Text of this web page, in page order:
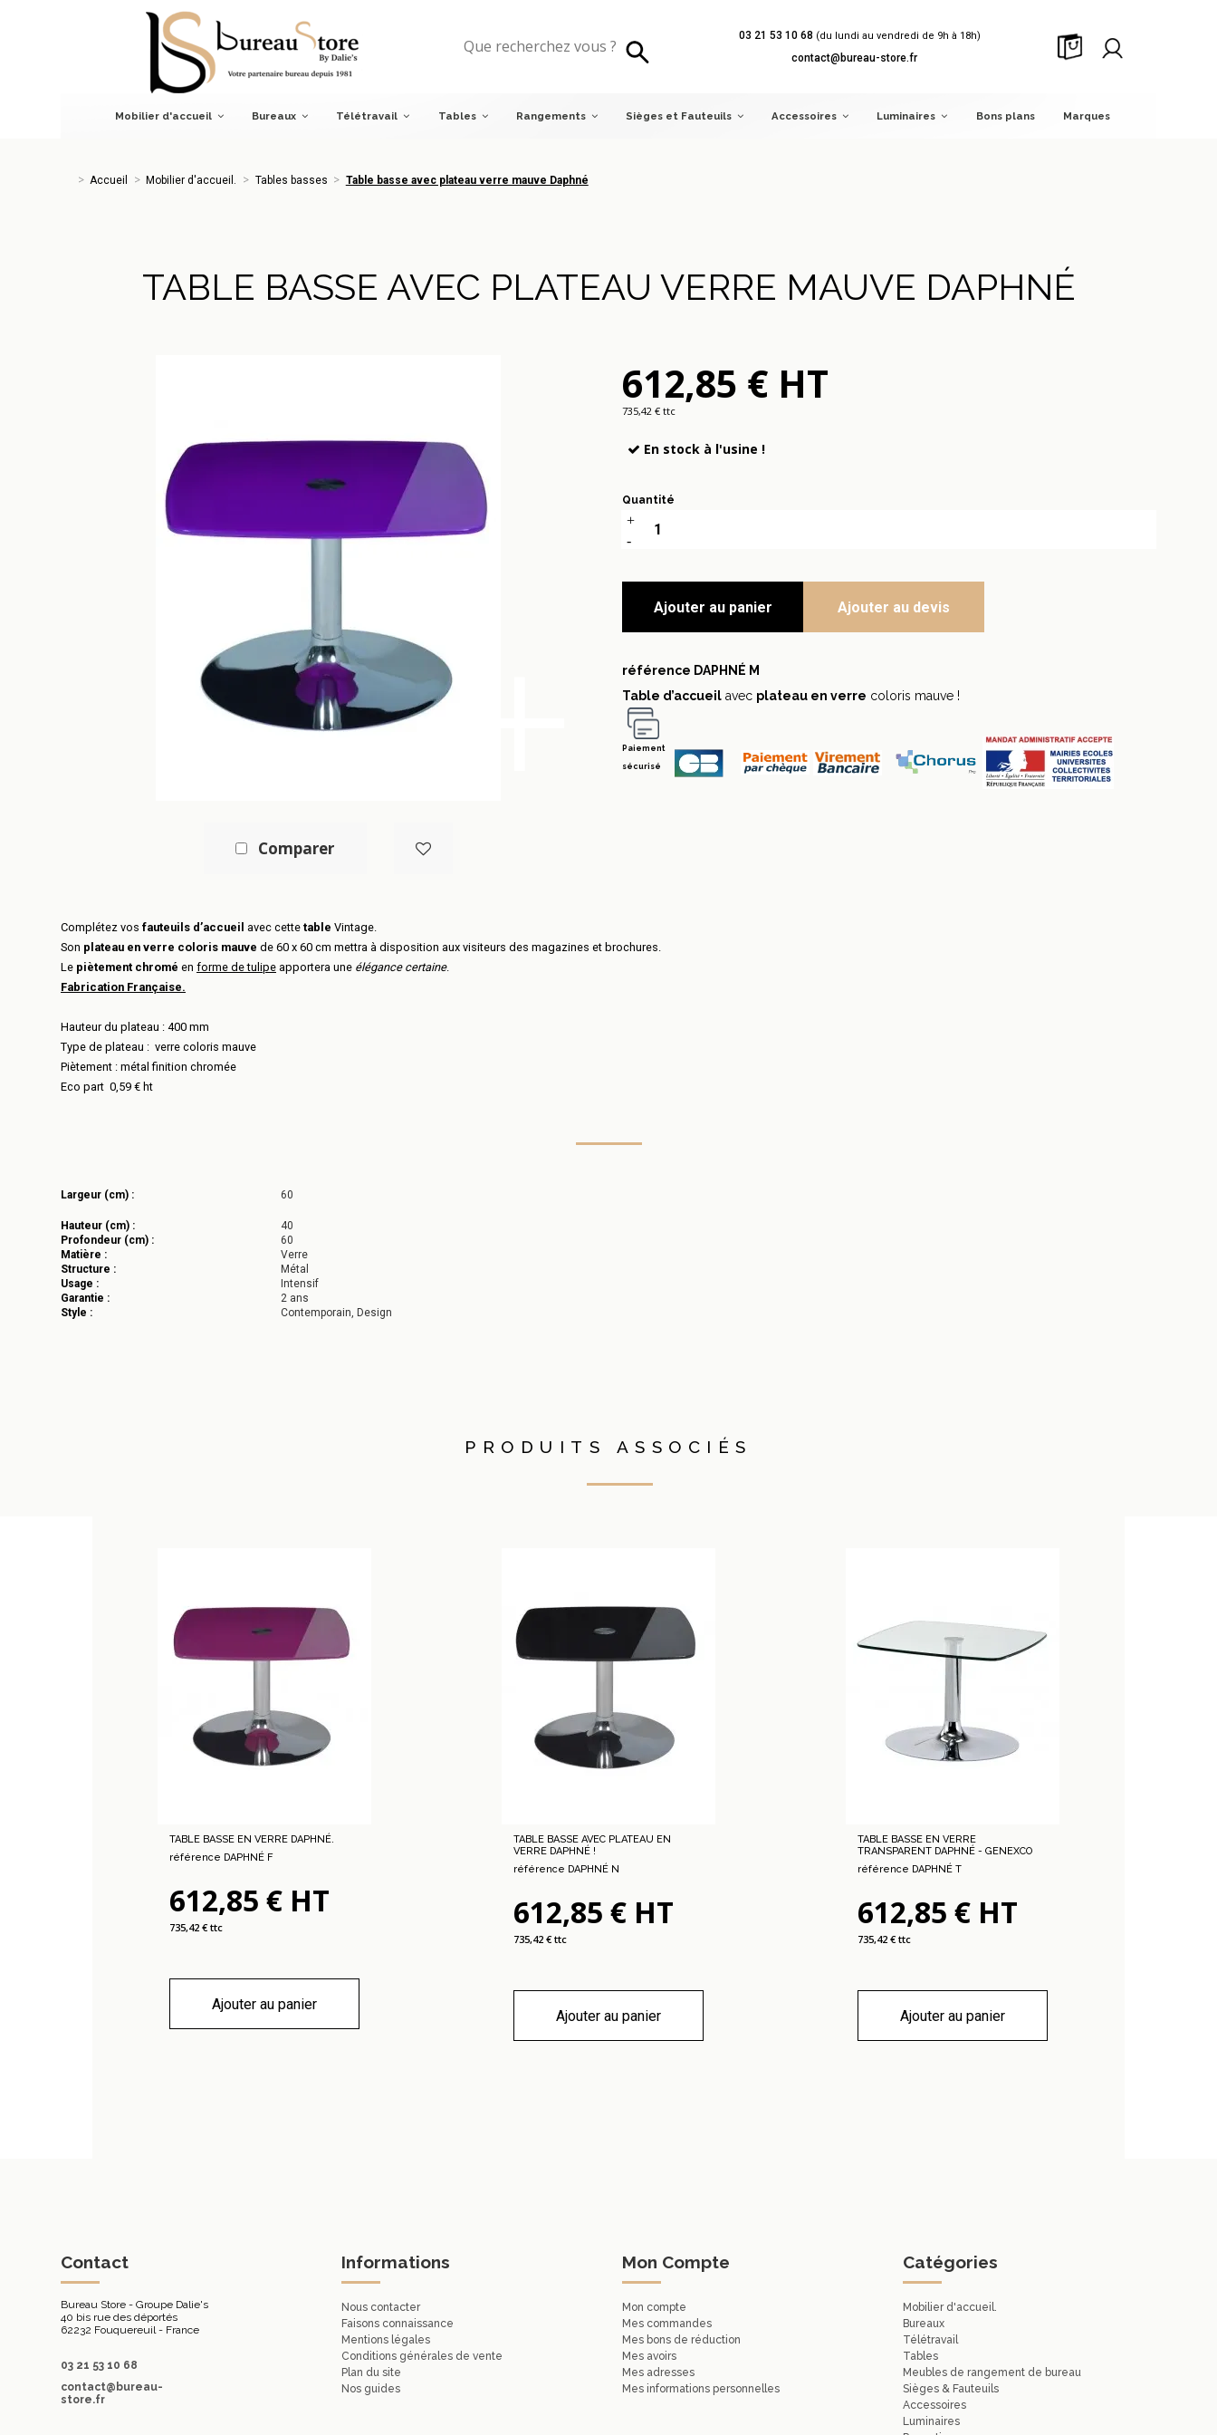
03 21 53 10 68 (du lundi au vendredi de 9h à 18h)
contact@bureau-store.fr
Mobilier d'accueil Bureaux Télétravail Tables Rangements Sièges et Fauteuils Accessoires Luminaires Bons plans Marques
Mobilier d'accueil. Tables basses Table basse avec plateau verre mauve Daphné
Accueil Mobilier d'accueil. Tables basses Table basse avec plateau verre mauve Daphné
TABLE BASSE AVEC PLATEAU VERRE MAUVE DAPHNÉ
Comparer
612,85 € HT
735,42 € ttc
En stock à l'usine !
Quantité
Ajouter au panier Ajouter au devis
référence DAPHNÉ M
Table d’accueil avec plateau en verre coloris mauve !
Paiement
sécurisé
Complétez vos fauteuils d’accueil avec cette table Vintage.
Son plateau en verre coloris mauve de 60 x 60 cm mettra à disposition aux visiteurs des magazines et brochures.
Le piètement chromé en forme de tulipe apportera une élégance certaine.
Fabrication Française.
Hauteur du plateau : 400 mm
Type de plateau : verre coloris mauve
Piètement : métal finition chromée
Eco part 0,59 € ht
Largeur (cm) : 60
Hauteur (cm) :
40
Profondeur (cm) :
60
Matière :
Verre
Structure :
Métal
Usage :
Intensif
Garantie :
2 ans
Style :
Contemporain, Design
PRODUITS ASSOCIÉS
TABLE BASSE EN VERRE DAPHNÉ.
référence DAPHNÉ F
612,85 € HT
735,42 € ttc
Ajouter au panier
TABLE BASSE AVEC PLATEAU EN
VERRE DAPHNÉ !
référence DAPHNÉ N
612,85 € HT
735,42 € ttc
Ajouter au panier
TABLE BASSE EN VERRE
TRANSPARENT DAPHNÉ - GENEXCO
référence DAPHNÉ T
612,85 € HT
735,42 € ttc
Ajouter au panier
Contact
Bureau Store - Groupe Dalie's
40 bis rue des déportés
62232 Fouquereuil - France
03 21 53 10 68
contact@bureau-
store.fr
Informations
Nous contacter
Faisons connaissance
Mentions légales
Conditions générales de vente
Plan du site
Nos guides
Mon Compte
Mon compte
Mes commandes
Mes bons de réduction
Mes avoirs
Mes adresses
Mes informations personnelles
Catégories
Mobilier d'accueil.
Bureaux
Télétravail
Tables
Meubles de rangement de bureau
Sièges & Fauteuils
Accessoires
Luminaires